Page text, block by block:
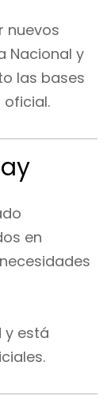
nuevos
Nacional y
las bases
en
y está